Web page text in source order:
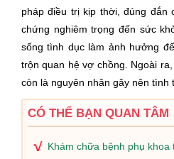
pháp điều trị kịp thời, đúng đắn
chứng nghiêm trọng đến sức
sống tình dục làm ảnh hưởng
trộn quan hệ vợ chồng. Ngoài
còn là nguyên nhân gây nên tình
CÓ THỂ BẠN QUAN TÂM
Khám chữa bệnh phụ khoa